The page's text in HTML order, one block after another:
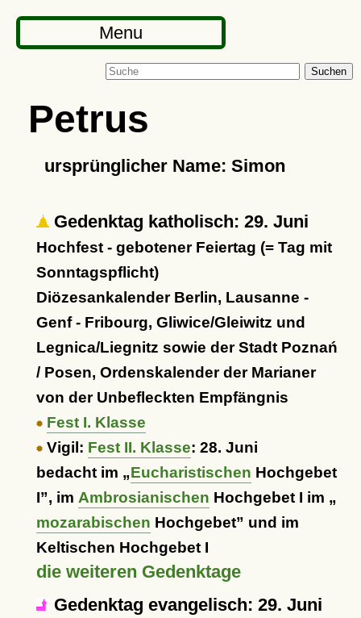
Menu
Suchen
Petrus
ursprünglicher Name: Simon
Gedenktag katholisch: 29. Juni
Hochfest - gebotener Feiertag (= Tag mit
Sonntagspflicht)
Diözesankalender Berlin, Lausanne -
Genf - Fribourg, Gliwice/Gleiwitz und
Legnica/Liegnitz sowie der Stadt Poznań
/ Posen, Ordenskalender der Marianer
von der Unbefleckten Empfängnis
Fest I. Klasse
Vigil: Fest II. Klasse: 28. Juni
bedacht im
Eucharistischen Hochgebet
I , im Ambrosianischen Hochgebet I im
mozarabischen Hochgebet
und im
Keltischen Hochgebet I
die weiteren Gedenktage
Gedenktag evangelisch: 29. Juni